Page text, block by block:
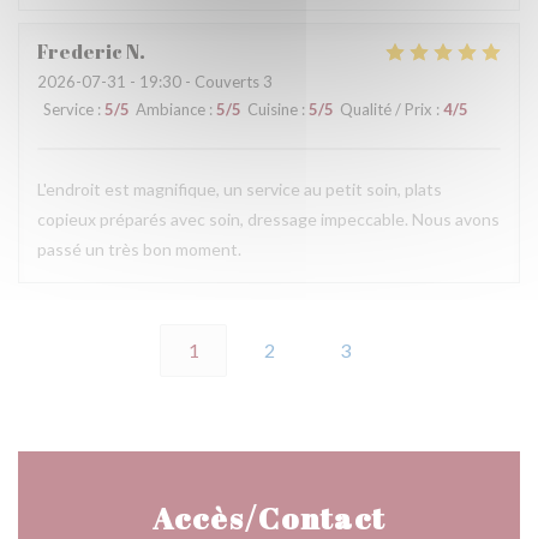
FredericN
2026-07-31 - 19:30 - Couverts 3
Service : 5/5 Ambiance : 5/5 Cuisine : 5/5 Qualité / Prix : 4/5
L'endroit est magnifique, un service au petit soin, plats
copieux préparés avec soin, dressage impeccable. Nous avons
passé un très bon moment.
1 2 3
Accès/Contact